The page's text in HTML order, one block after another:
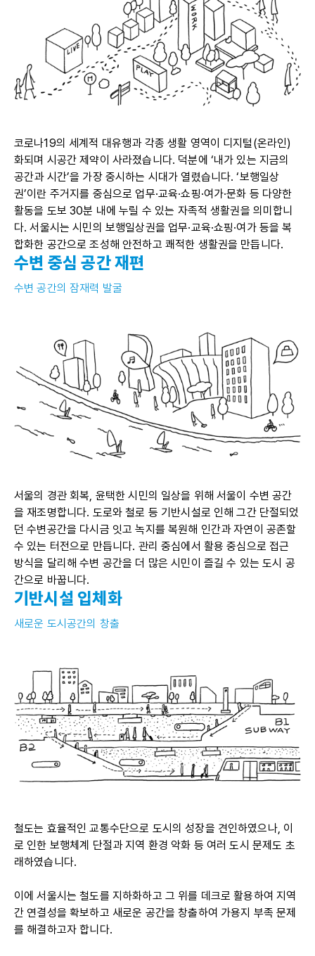
코로나19의 세계적 대유행과 각종 생활 영역이 디지털(온라인)
화되며 시공간 제약이 사라졌습니다. 덕분에 ‘내가 있는 지금의
공간과 시간’을 가장 중시하는 시대가 열렸습니다. ‘보행일상
권’이란 주거지를 중심으로 업무·교육·쇼핑·여가·문화 등 다양한
활동을 도보 30분 내에 누릴 수 있는 자족적 생활권을 의미합니
다. 서울시는 시민의 보행일상권을 업무·교육·쇼핑·여가 등을 복
합화한 공간으로 조성해 안전하고 쾌적한 생활권을 만듭니다.
수변 중심 공간 재편
수변 공간의 잠재력 발굴
서울의 경관 회복, 윤택한 시민의 일상을 위해 서울이 수변 공간
을 재조명합니다. 도로와 철로 등 기반시설로 인해 그간 단절되었
던 수변공간을 다시금 잇고 녹지를 복원해 인간과 자연이 공존할
수 있는 터전으로 만듭니다. 관리 중심에서 활용 중심으로 접근
방식을 달리해 수변 공간을 더 많은 시민이 즐길 수 있는 도시 공
간으로 바꿉니다.
기반시설 입체화
새로운 도시공간의 창출
철도는 효율적인 교통수단으로 도시의 성장을 견인하였으나, 이
로 인한 보행체계 단절과 지역 환경 악화 등 여러 도시 문제도 초
래하였습니다.
이에 서울시는 철도를 지하화하고 그 위를 데크로 활용하여 지역
간 연결성을 확보하고 새로운 공간을 창출하여 가용지 부족 문제
를 해결하고자 합니다.